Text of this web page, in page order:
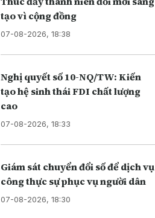
tạo vì cộng đồng
07-08-2026, 18:38
Nghị quyết số 10-NQ/TW: Kiến
tạo hệ sinh thái FDI chất lượng
cao
07-08-2026, 18:33
Giám sát chuyển đổi số để dịch vụ
công thực sự phục vụ người dân
07-08-2026, 18:30